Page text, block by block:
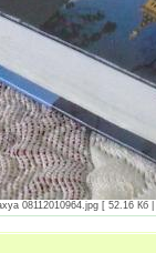
08112010964.jpg [ 52.16 Кб